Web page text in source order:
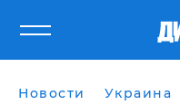
Новости Украина